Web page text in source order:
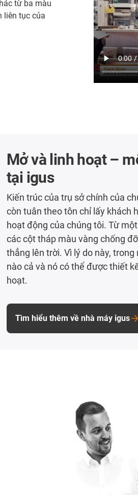
từ ba màu
liên tục của
Mở và linh hoạt –
tại igus
Kiến trúc của trụ sở chính của
còn tuân theo tôn chỉ lấy khách
hoạt động của chúng tôi. Từ
các cột tháp màu vàng chống
thẳng lên trời. Vì lý do này,
nào cả và nó có thể được thiết
hoạt.
Tìm hiểu thêm về nhà máy igus